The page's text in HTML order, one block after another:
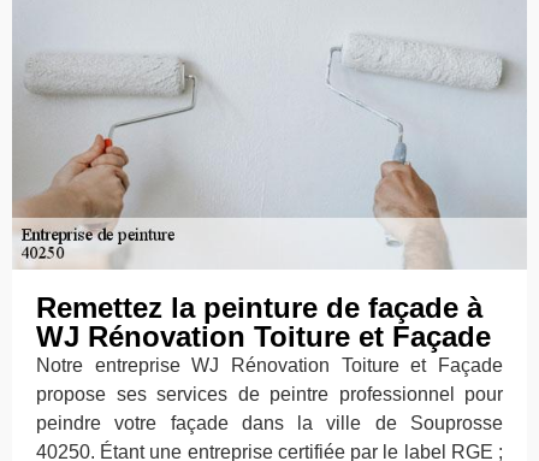
Remettez la peinture de façade à
WJ Rénovation Toiture et Façade
Notre entreprise WJ Rénovation Toiture et Façade
propose ses services de peintre professionnel pour
peindre votre façade dans la ville de Souprosse
40250. Étant une entreprise certifiée par le label RGE ;